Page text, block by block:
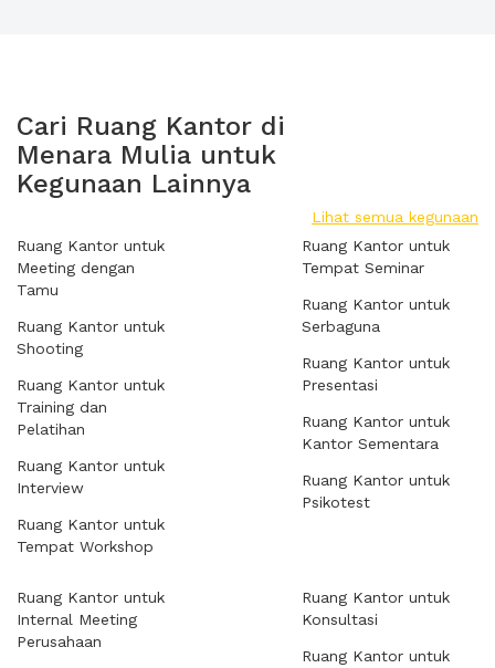
Cari Ruang Kantor di
Menara Mulia untuk
Kegunaan Lainnya
Lihat semua kegunaan
Ruang Kantor untuk
Meeting dengan
Tamu
Ruang Kantor untuk
Shooting
Ruang Kantor untuk
Training dan
Pelatihan
Ruang Kantor untuk
Interview
Ruang Kantor untuk
Tempat Workshop
Ruang Kantor untuk
Tempat Seminar
Ruang Kantor untuk
Serbaguna
Ruang Kantor untuk
Presentasi
Ruang Kantor untuk
Kantor Sementara
Ruang Kantor untuk
Psikotest
Ruang Kantor untuk
Internal Meeting
Perusahaan
Ruang Kantor untuk
Konsultasi
Ruang Kantor untuk